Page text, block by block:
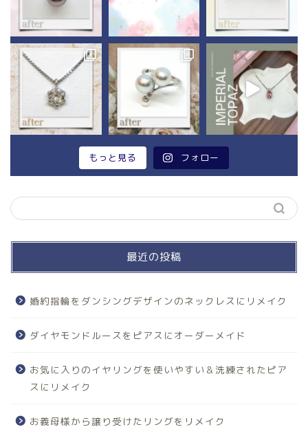
もっと見る フォロー
最近の投稿
婚約指輪をダンシングデザインのネックレスにリメイク
ダイヤモンドルースをピアスにオーダーメイド
お気に入りのイヤリングを使いやすい＆洗練されたピア
スにリメイク
お義母様から譲り受けたリングをリメイク